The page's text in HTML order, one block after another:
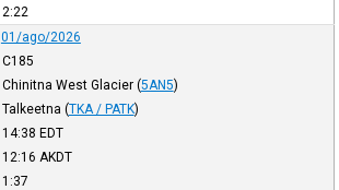
2:22
01/ago/2026
C185
Chinitna West Glacier (5AN5)
Talkeetna (TKA / PATK)
14:38 EDT
12:16 AKDT
1:37